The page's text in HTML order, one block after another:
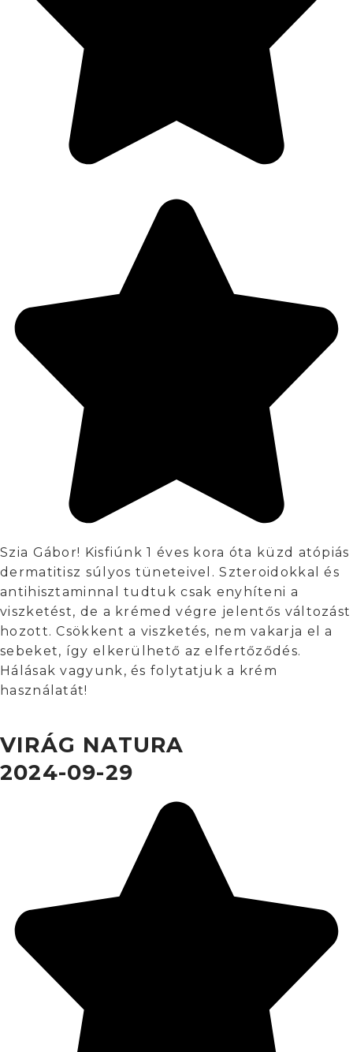
Szia Gábor! Kisfiúnk 1 éves kora óta küzd atópiás
dermatitisz súlyos tüneteivel. Szteroidokkal és
antihisztaminnal tudtuk csak enyhíteni a
viszketést, de a krémed végre jelentős változást
hozott. Csökkent a viszketés, nem vakarja el a
sebeket, így elkerülhető az elfertőződés.
Hálásak vagyunk, és folytatjuk a krém
használatát!
VIRÁG NATURA
2024-09-29